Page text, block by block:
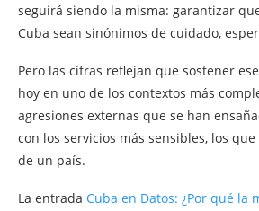
seguirá siendo la misma: garantizar
Cuba sean sinónimos de cuidado,
Pero las cifras reflejan que sostener
hoy en uno de los contextos más
agresiones externas que se han
con los servicios más sensibles, los
de un país.
La entrada Cuba en Datos: ¿Por qué